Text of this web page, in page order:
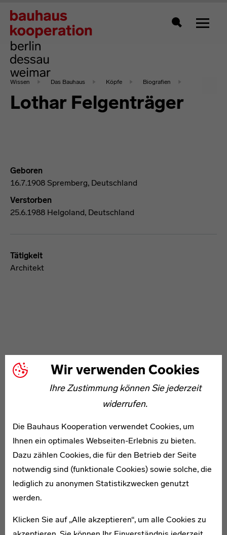
Wir verwenden Cookies
Ihre Zustimmung können Sie jederzeit
widerrufen.
Die Bauhaus Kooperation verwendet Cookies, um
Ihnen ein optimales Webseiten-Erlebnis zu bieten.
Dazu zählen Cookies, die für den Betrieb der Seite
notwendig sind (funktionale Cookies) sowie solche, die
lediglich zu anonymen Statistikzwecken genutzt
werden.
Klicken Sie auf „Alle akzeptieren“, um alle Cookies zu
Zeigt
Wissen Das Bauhaus Köpfe Biografien
Lothar Felgenträger
Geboren
16.7.1908 Spremberg, Deutschland
Verstorben
25.6.1988 Helgoland, Deutschland
Tätigkeit
Architekt
Samuel Theodore Berkeley-Hill
Helmi Burmeister
* 1906